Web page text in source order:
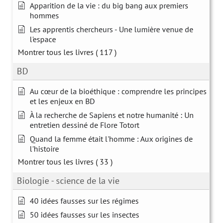
Apparition de la vie : du big bang aux premiers
hommes
Les apprentis chercheurs - Une lumière venue de
l'espace
Montrer tous les livres ( 117 )
BD
Au cœur de la bioéthique : comprendre les principes
et les enjeux en BD
À la recherche de Sapiens et notre humanité : Un
entretien dessiné de Flore Totort
Quand la femme était l'homme : Aux origines de
l'histoire
Montrer tous les livres ( 33 )
Biologie - science de la vie
40 idées fausses sur les régimes
50 idées fausses sur les insectes